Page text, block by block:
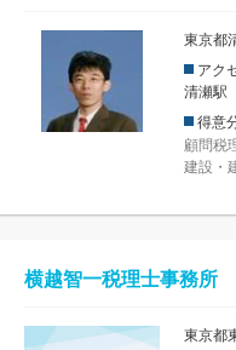
東京都
アク
清瀬駅
得意
顧問税
建設・
横越智一税理士事務所
東京都